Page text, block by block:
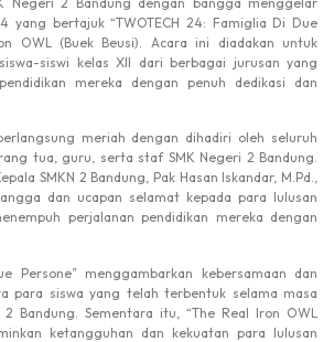
yang bertajuk “TWOTECH 24: Famiglia Di Due
OWL (Buek Beusi). Acara ini diadakan untuk
siswi kelas XII dari berbagai jurusan yang
mereka dengan penuh dedikasi dan
meriah dengan dihadiri oleh seluruh
tua, guru, serta staf SMK Negeri 2 Bandung.
SMKN 2 Bandung, Pak Hasan Iskandar, M.Pd.,
dan ucapan selamat kepada para lulusan
perjalanan pendidikan mereka dengan
Persone” menggambarkan kebersamaan dan
para siswa yang telah terbentuk selama masa
Bandung. Sementara itu, “The Real Iron OWL
ketangguhan dan kekuatan para lulusan